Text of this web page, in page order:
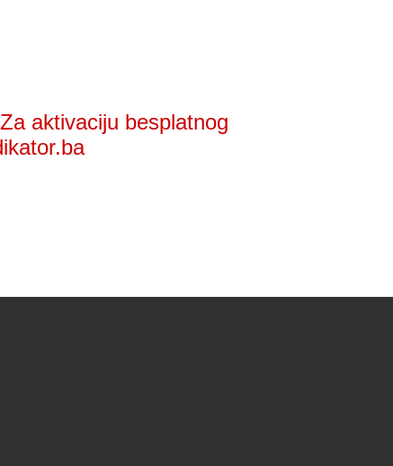
aktivaciju besplatnog